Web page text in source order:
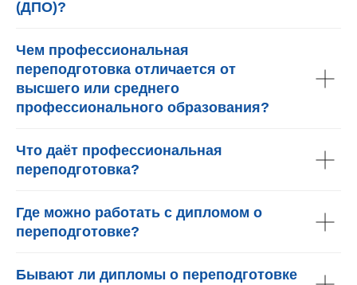
(ДПО)?
Чем профессиональная
переподготовка отличается от
высшего или среднего
профессионального образования?
Что даёт профессиональная
переподготовка?
Где можно работать с дипломом о
переподготовке?
Бывают ли дипломы о переподготовке